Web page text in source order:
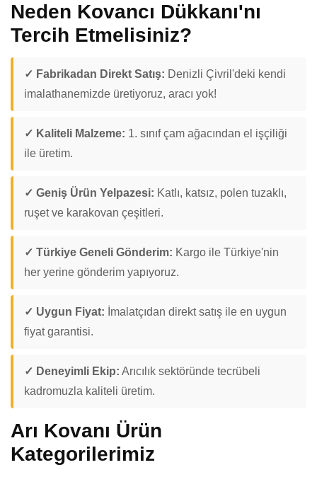
Neden Kovancı Dükkanı'nı
Tercih Etmelisiniz?
✓ Fabrikadan Direkt Satış: Denizli Çivril'deki kendi
imalathanemizde üretiyoruz, aracı yok!
✓ Kaliteli Malzeme: 1. sınıf çam ağacından el işçiliği
ile üretim.
✓ Geniş Ürün Yelpazesi: Katlı, katsız, polen tuzaklı,
ruşet ve karakovan çeşitleri.
✓ Türkiye Geneli Gönderim: Kargo ile Türkiye'nin
her yerine gönderim yapıyoruz.
✓ Uygun Fiyat: İmalatçıdan direkt satış ile en uygun
fiyat garantisi.
✓ Deneyimli Ekip: Arıcılık sektöründe tecrübeli
kadromuzla kaliteli üretim.
Arı Kovanı Ürün
Kategorilerimiz